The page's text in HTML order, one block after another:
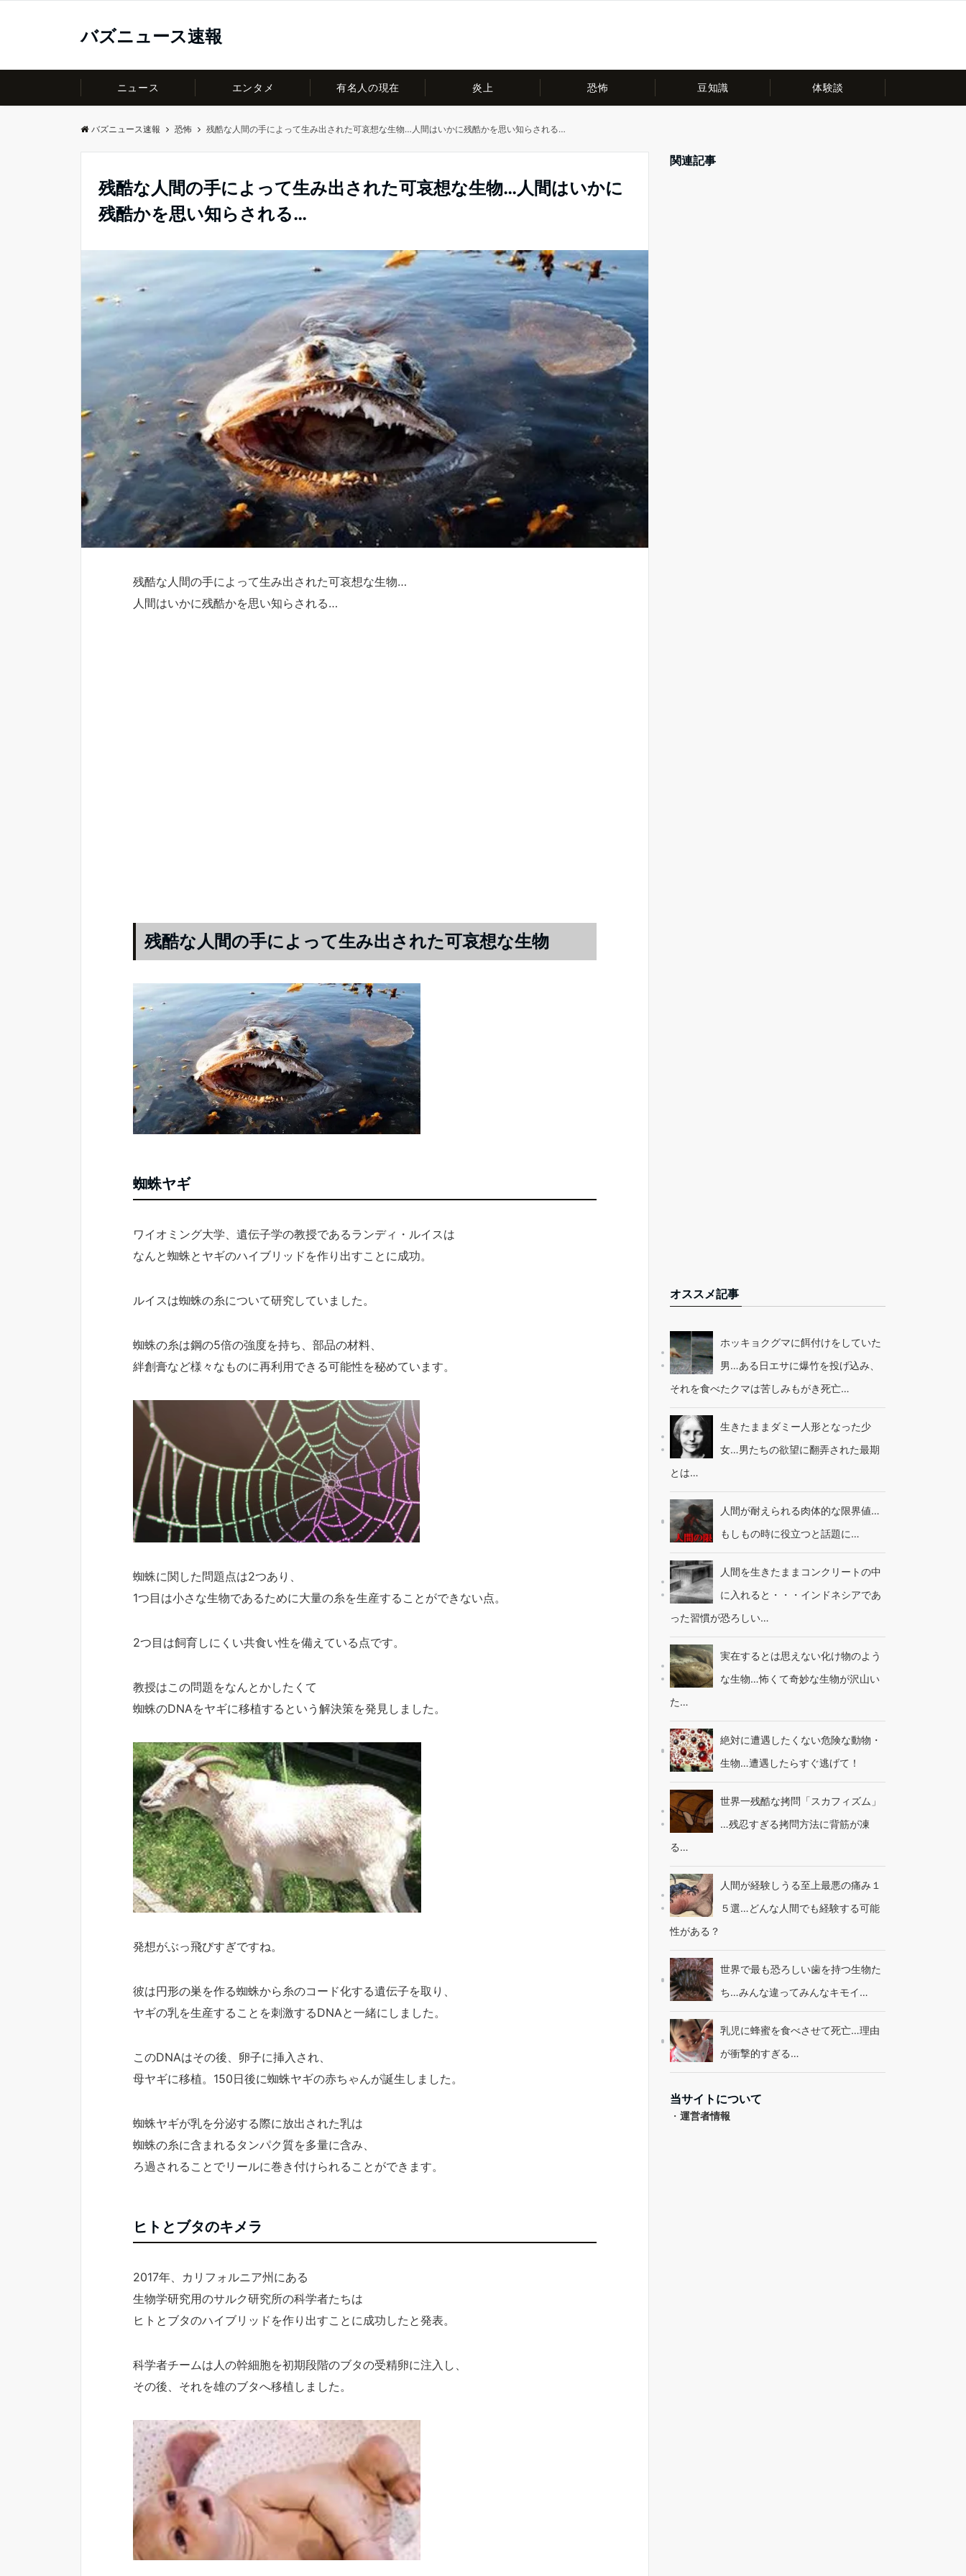
バズニュース速報
ニュース エンタメ 有名人の現在 炎上 恐怖 豆知識 体験談
バズニュース速報 恐怖 残酷な人間の手によって生み出された可哀想な生物…人間はいかに残酷かを思い知らされる…
残酷な人間の手によって生み出された可哀想な生物…人間はいかに
残酷かを思い知らされる…
残酷な人間の手によって生み出された可哀想な生物…
人間はいかに残酷かを思い知らされる…
残酷な人間の手によって生み出された可哀想な生物
蜘蛛ヤギ
ワイオミング大学、遺伝子学の教授であるランディ・ルイスは
なんと蜘蛛とヤギのハイブリッドを作り出すことに成功。
ルイスは蜘蛛の糸について研究していました。
蜘蛛の糸は鋼の5倍の強度を持ち、部品の材料、
絆創膏など様々なものに再利用できる可能性を秘めています。
蜘蛛に関した問題点は2つあり、
1つ目は小さな生物であるために大量の糸を生産することができない点。
2つ目は飼育しにくい共食い性を備えている点です。
教授はこの問題をなんとかしたくて
蜘蛛のDNAをヤギに移植するという解決策を発見しました。
発想がぶっ飛びすぎですね。
彼は円形の巣を作る蜘蛛から糸のコード化する遺伝子を取り、
ヤギの乳を生産することを刺激するDNAと一緒にしました。
このDNAはその後、卵子に挿入され、
母ヤギに移植。150日後に蜘蛛ヤギの赤ちゃんが誕生しました。
蜘蛛ヤギが乳を分泌する際に放出された乳は
蜘蛛の糸に含まれるタンパク質を多量に含み、
ろ過されることでリールに巻き付けられることができます。
ヒトとブタのキメラ
2017年、カリフォルニア州にある
生物学研究用のサルク研究所の科学者たちは
ヒトとブタのハイブリッドを作り出すことに成功したと発表。
科学者チームは人の幹細胞を初期段階のブタの受精卵に注入し、
その後、それを雄のブタへ移植しました。
関連記事
オススメ記事
ホッキョクグマに餌付けをしていた
男…ある日エサに爆竹を投げ込み、
それを食べたクマは苦しみもがき死亡…
生きたままダミー人形となった少
女…男たちの欲望に翻弄された最期
とは…
人間が耐えられる肉体的な限界値…
もしもの時に役立つと話題に…
人間を生きたままコンクリートの中
に入れると・・・インドネシアであ
った習慣が恐ろしい…
実在するとは思えない化け物のよう
な生物…怖くて奇妙な生物が沢山い
た…
絶対に遭遇したくない危険な動物・
生物…遭遇したらすぐ逃げて！
世界一残酷な拷問「スカフィズム」
…残忍すぎる拷問方法に背筋が凍
る…
人間が経験しうる至上最悪の痛み１
５選…どんな人間でも経験する可能
性がある？
世界で最も恐ろしい歯を持つ生物た
ち…みんな違ってみんなキモイ…
乳児に蜂蜜を食べさせて死亡…理由
が衝撃的すぎる…
当サイトについて
・ 運営者情報